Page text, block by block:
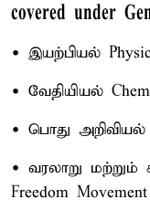
covered under
• இயற்பியல்
• வேதியியல்
• பொது அறிவியல்
• வரலாறு மற்றும்
Freedom Movement